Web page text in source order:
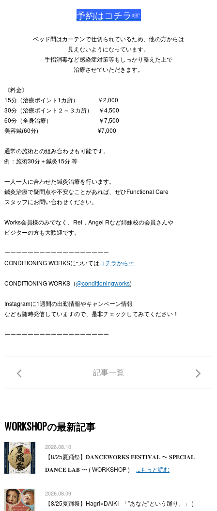
予約はコチラ☞
ベッド間はカーテンで仕切られているため、他の方からは
見えないようになっています。
手指消毒など感染症対策等もしっかり整えた上で
治療させていただきます。
《料金》
15分（治療ポイント1カ所） ￥2,000
30分（治療ポイント２～３カ所） ￥4,500
60分（全身治療） ￥7,500
美容鍼(60分) ¥7,000
通常の施術との組み合わせも可能です。
例：施術30分＋鍼灸15分 等
一人一人に合わせた鍼灸治療を行います。
鍼灸治療で疑問点や不安なことがあれば、ぜひFunctional Care
スタッフにお問い合わせください。
Works会員様のみでなく、Rei，Angel Rなど姉妹校の会員さんや
ビジターの方も大歓迎です。
ーーーーーーーーーーーーーーーーーー
CONDITIONING WORKSについてはコチラから☞
CONDITIONING WORKS（@conditioningworks)
Instagramに1週間の出勤情報やキャンペーン情報
なども随時発信していますので、是非チェックしてみてください！
ーーーーーーーーーーーーーーーーーー
記事一覧
WORKSHOPの最新記事
2026.08.10
【8/25夏踊祭】𝐃𝐀𝐍𝐂𝐄𝐖𝐎𝐑𝐊𝐒 𝐅𝐄𝐒𝐓𝐈𝐕𝐀𝐋 〜 𝐒𝐏𝐄𝐂𝐈𝐀𝐋
𝐃𝐀𝐍𝐂𝐄 𝐋𝐀𝐁 〜 ( WORKSHOP )
...もっと読む
2026.08.09
【8/25夏踊祭】Hagri×DAIKI -「”あなた”という踊り。」 (